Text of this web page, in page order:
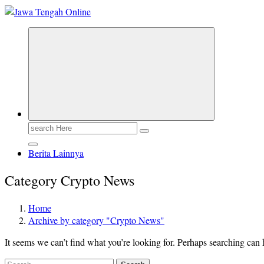
Search
Berita Lainnya
Category Crypto News
Home
Archive by category "Crypto News"
It seems we can’t find what you’re looking for. Perhaps searching can